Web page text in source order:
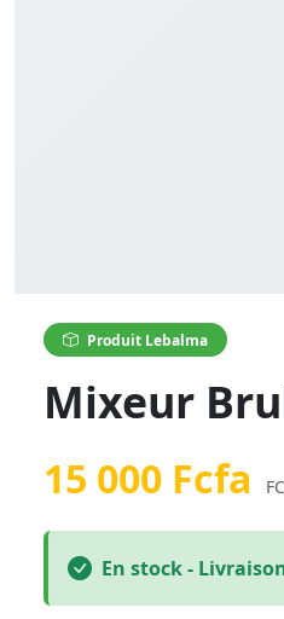
Produit Lebalma
Mixeur
15 000 Fcfa
En stock -